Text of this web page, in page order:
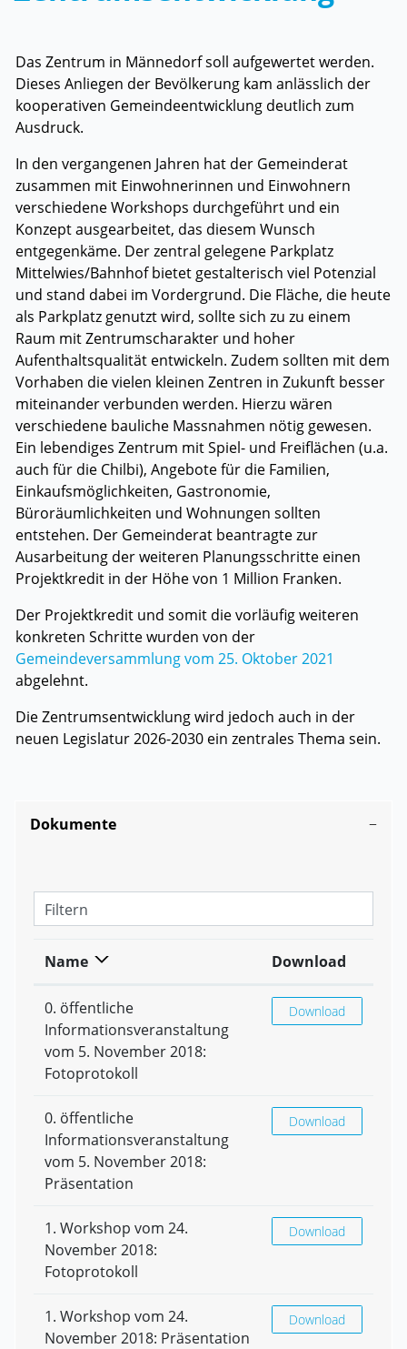
Das Zentrum in Männedorf soll aufgewertet werden.
Dieses Anliegen der Bevölkerung kam anlässlich der
kooperativen Gemeindeentwicklung deutlich zum
Ausdruck.
In den vergangenen Jahren hat der Gemeinderat
zusammen mit Einwohnerinnen und Einwohnern
verschiedene Workshops durchgeführt und ein
Konzept ausgearbeitet, das diesem Wunsch
entgegenkäme. Der zentral gelegene Parkplatz
Mittelwies/Bahnhof bietet gestalterisch viel Potenzial
und stand dabei im Vordergrund. Die Fläche, die heute
als Parkplatz genutzt wird, sollte sich zu zu einem
Raum mit Zentrumscharakter und hoher
Aufenthaltsqualität entwickeln. Zudem sollten mit dem
Vorhaben die vielen kleinen Zentren in Zukunft besser
miteinander verbunden werden. Hierzu wären
verschiedene bauliche Massnahmen nötig gewesen.
Ein lebendiges Zentrum mit Spiel- und Freiflächen (u.a.
auch für die Chilbi), Angebote für die Familien,
Einkaufsmöglichkeiten, Gastronomie,
Büroräumlichkeiten und Wohnungen sollten
entstehen. Der Gemeinderat beantragte zur
Ausarbeitung der weiteren Planungsschritte einen
Projektkredit in der Höhe von 1 Million Franken.
Der Projektkredit und somit die vorläufig weiteren
konkreten Schritte wurden von der
Gemeindeversammlung vom 25. Oktober 2021
abgelehnt.
Die Zentrumsentwicklung wird jedoch auch in der
neuen Legislatur 2026-2030 ein zentrales Thema sein.
Dokumente
Filtern
Name Download
0. öffentliche
Informationsveranstaltung
vom 5. November 2018:
Fotoprotokoll
0. öffentliche
Download
0. öffentliche
Informationsveranstaltung
vom 5. November 2018:
Präsentation
0. öffentliche
Download
1. Workshop vom 24.
November 2018:
Fotoprotokoll
1. Workshop vom
Download
1. Workshop vom 24.
November 2018: Präsentation
1. Workshop vom
Download